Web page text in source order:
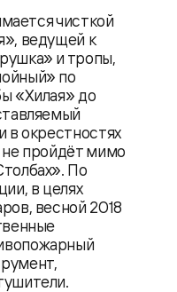
чисткой
ведущей к
и тропы,
по
«Хилая» до
в окрестностях
не пройдёт мимо
По
в целях
весной 2018